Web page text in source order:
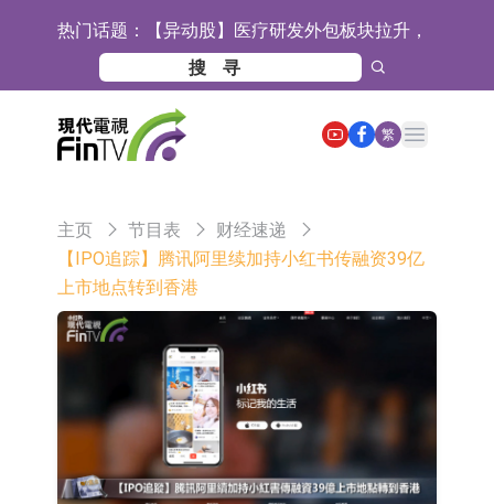
热门话题： 【异动股】医疗研发外包板块拉升，
毕得医药(688073.CN)涨20.01%
中远海科：与中远海运国际(香港)有
限公司正在开展增资对价的支付
新莱应材：受益于半导体国产替代提
速及国内晶圆厂扩产 公司泛半导体全
【异动股】港股跌幅榜前十，智傲控
康(00348.HK)跌14.81%
技集团股权(02993.HK)涨+140.00%，
拿森科技(02261.HK)涨+77.54%
深交所：鑫元中证电池主题交易型开
放式指数证券投资基金8月12日上市
交易
通天酒业(00389.HK)停牌
深交所：晶合集成(02249.HK)获调入
港股通标的证券名单
和光智成完成天使轮数千万融资
10年期港元特区政府机构债券将于
2026年8月12日透过重开进行投标
5年期港元特区政府机构债券将于
繁
Open main menu
主页 节目表
财经速递
【IPO追踪】腾讯阿里续加持小红书传融资39亿
上市地点转到香港